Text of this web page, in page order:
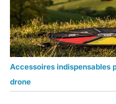
Accessoires indispensables
drone